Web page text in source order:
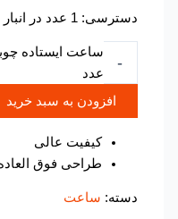
دسترسی: 1 عدد در انبار
افزودن به سبد خرید
کیفیت عالی
طراحی فوق العاده
ساعت